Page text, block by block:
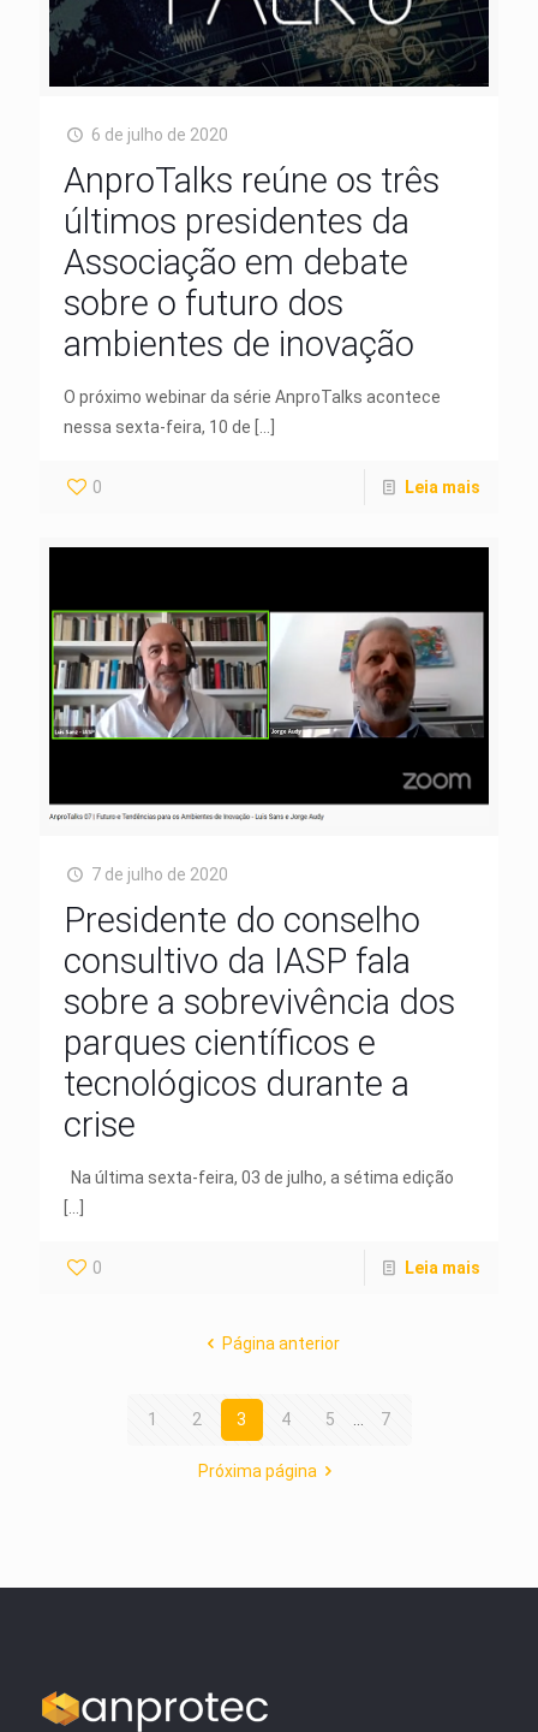
6 de julho de 2020
AnproTalks reúne os três
últimos presidentes da
Associação em debate
sobre o futuro dos
ambientes de inovação
O próximo webinar da série AnproTalks acontece
nessa sexta-feira, 10 de
0 Leia mais
7 de julho de 2020
Presidente do conselho
consultivo da IASP fala
sobre a sobrevivência dos
parques científicos e
tecnológicos durante a
crise
Na última sexta-feira, 03 de julho, a sétima edição
0 Leia mais
Página anterior
1 2 3 4 5 7
Próxima página